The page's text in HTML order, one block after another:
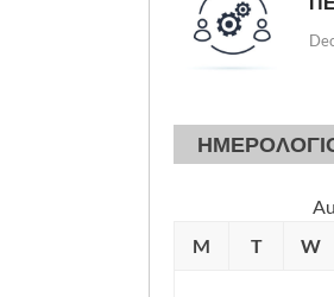
M
T W